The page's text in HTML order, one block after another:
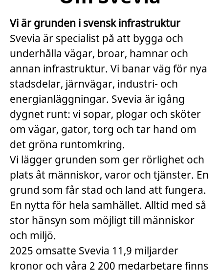
Vi är grunden i svensk infrastruktur
Svevia är specialist på att bygga och
underhålla vägar, broar, hamnar och
annan infrastruktur. Vi banar väg för nya
stadsdelar, järnvägar, industri- och
energianläggningar. Svevia är igång
dygnet runt: vi sopar, plogar och sköter
om vägar, gator, torg och tar hand om
det gröna runtomkring.
Vi lägger grunden som ger rörlighet och
plats åt människor, varor och tjänster. En
grund som får stad och land att fungera.
En nytta för hela samhället. Alltid med så
stor hänsyn som möjligt till människor
och miljö.
2025 omsatte Svevia 11,9 miljarder
kronor och våra 2 200 medarbetare finns